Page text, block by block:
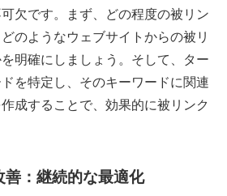
欠です。まず、どの程度の被リン
のようなウェブサイトからの被リ
明確にしましょう。そして、ター
を特定し、そのキーワードに関連
成することで、効果的に被リンク
善：継続的な最適化